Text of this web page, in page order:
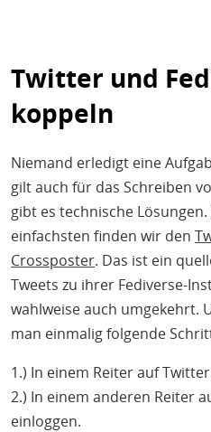
Twitter und
koppeln
Niemand erledigt eine
gilt auch für das Schreiben
gibt es technische
einfachsten finden wir den
Crossposter. Das ist ein
Tweets zu ihrer Fediverse-
wahlweise auch umgekehrt.
man einmalig folgende
1.) In einem Reiter auf
2.) In einem anderen Reiter
einloggen.